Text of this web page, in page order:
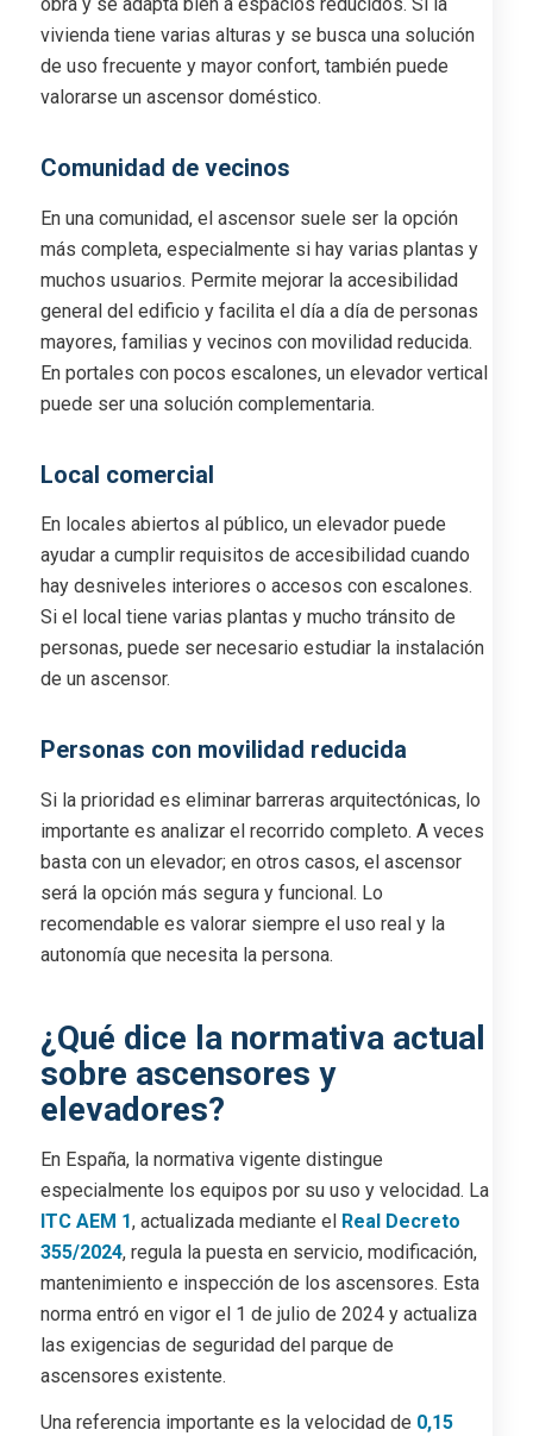
vivienda tiene varias alturas y se busca una solución
de uso frecuente y mayor confort, también puede
valorarse un ascensor doméstico.
Comunidad de vecinos
En una comunidad, el ascensor suele ser la opción
más completa, especialmente si hay varias plantas y
muchos usuarios. Permite mejorar la accesibilidad
general del edificio y facilita el día a día de personas
mayores, familias y vecinos con movilidad reducida.
En portales con pocos escalones, un elevador vertical
puede ser una solución complementaria.
Local comercial
En locales abiertos al público, un elevador puede
ayudar a cumplir requisitos de accesibilidad cuando
hay desniveles interiores o accesos con escalones.
Si el local tiene varias plantas y mucho tránsito de
personas, puede ser necesario estudiar la instalación
de un ascensor.
Personas con movilidad reducida
Si la prioridad es eliminar barreras arquitectónicas, lo
importante es analizar el recorrido completo. A veces
basta con un elevador; en otros casos, el ascensor
será la opción más segura y funcional. Lo
recomendable es valorar siempre el uso real y la
autonomía que necesita la persona.
¿Qué dice la normativa actual
sobre ascensores y
elevadores?
En España, la normativa vigente distingue
especialmente los equipos por su uso y velocidad. La
ITC AEM 1, actualizada mediante el Real Decreto
355/2024, regula la puesta en servicio, modificación,
mantenimiento e inspección de los ascensores. Esta
norma entró en vigor el 1 de julio de 2024 y actualiza
las exigencias de seguridad del parque de
ascensores existente.
Una referencia importante es la velocidad de 0,15